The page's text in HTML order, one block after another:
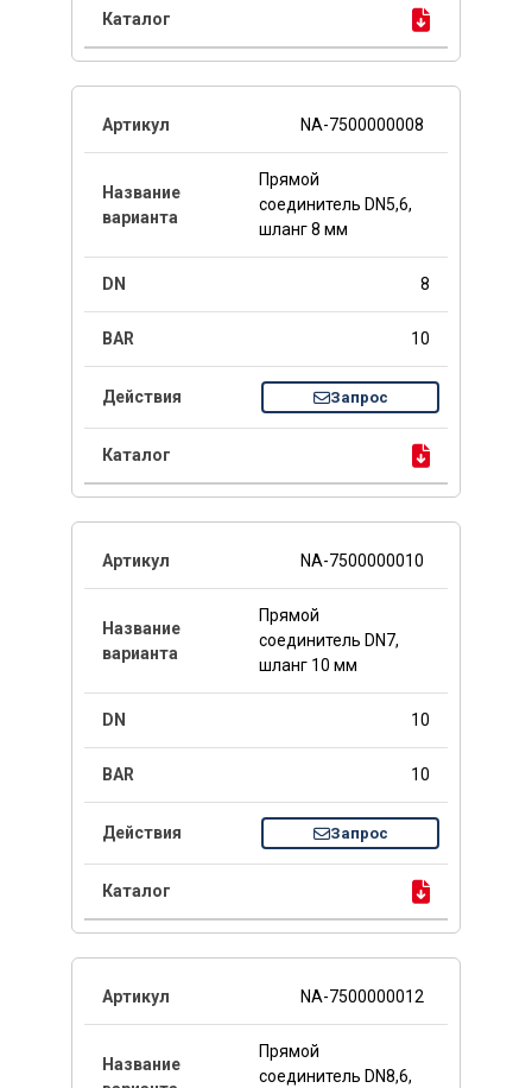
NA-7500000008
Прямой
соединитель DN5,6,
шланг 8 мм
8
10
Запрос
NA-7500000010
Прямой
соединитель DN7,
шланг 10 мм
10
10
Запрос
NA-7500000012
Прямой
соединитель DN8,6,